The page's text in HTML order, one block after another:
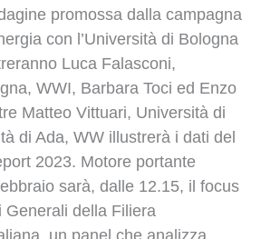
promossa dalla campagna
con l’Università di Bologna
Luca Falasconi,
WWI, Barbara Toci ed Enzo
Matteo Vittuari, Università di
di Ada, WW illustrerà i dati del
2023. Motore portante
sarà, dalle 12.15, il focus
Generali della Filiera
un panel che analizza